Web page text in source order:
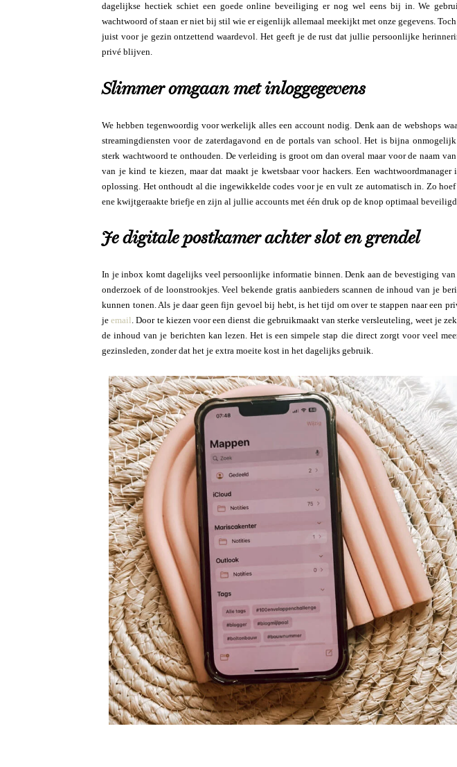
dagelijkse hectiek schiet een goede online beveiliging er nog wel eens bij in. We
wachtwoord of staan er niet bij stil wie er eigenlijk allemaal meekijkt met onze gegevens.
juist voor je gezin ontzettend waardevol. Het geeft je de rust dat jullie persoonlijke
privé blijven.
Slimmer omgaan met inloggegevens
We hebben tegenwoordig voor werkelijk alles een account nodig. Denk aan de webshops
streamingdiensten voor de zaterdagavond en de portals van school. Het is bijna
sterk wachtwoord te onthouden. De verleiding is groot om dan overal maar voor de naam
van je kind te kiezen, maar dat maakt je kwetsbaar voor hackers. Een
oplossing. Het onthoudt al die ingewikkelde codes voor je en vult ze automatisch in. Zo
ene kwijtgeraakte briefje en zijn al jullie accounts met één druk op de knop optimaal beveiligd.
Je digitale postkamer achter slot en grendel
In je inbox komt dagelijks veel persoonlijke informatie binnen. Denk aan de bevestiging van
onderzoek of de loonstrookjes. Veel bekende gratis aanbieders scannen de inhoud van je
kunnen tonen. Als je daar geen fijn gevoel bij hebt, is het tijd om over te stappen naar een
je email. Door te kiezen voor een dienst die gebruikmaakt van sterke versleuteling, weet je
de inhoud van je berichten kan lezen. Het is een simpele stap die direct zorgt voor veel
gezinsleden, zonder dat het je extra moeite kost in het dagelijks gebruik.